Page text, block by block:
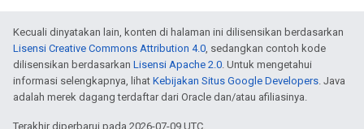
Kecuali dinyatakan lain, konten di halaman ini dilisensikan berdasarkan
Lisensi Creative Commons Attribution 4.0, sedangkan contoh kode
dilisensikan berdasarkan Lisensi Apache 2.0. Untuk mengetahui
informasi selengkapnya, lihat Kebijakan Situs Google Developers. Java
adalah merek dagang terdaftar dari Oracle dan/atau afiliasinya.
Terakhir diperbarui pada 2026-07-09 UTC.